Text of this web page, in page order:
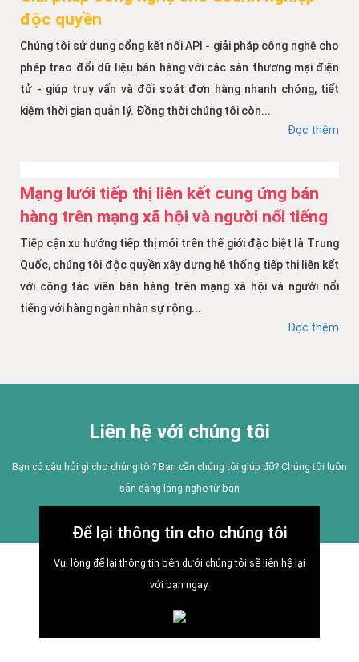
độc quyền
Chúng tôi sử dụng cổng kết nối API - giải pháp công nghệ cho
phép trao đổi dữ liệu bán hàng với các sàn thương mại điện
tử - giúp truy vấn và đối soát đơn hàng nhanh chóng, tiết
kiệm thời gian quản lý. Đồng thời chúng tôi còn...
Đọc thêm
Mạng lưới tiếp thị liên kết cung ứng bán
hàng trên mạng xã hội và người nổi tiếng
Tiếp cận xu hướng tiếp thị mới trên thế giới đặc biệt là Trung
Quốc, chúng tôi độc quyền xây dựng hệ thống tiếp thị liên kết
với cộng tác viên bán hàng trên mạng xã hội và người nổi
tiếng với hàng ngàn nhân sự rộng...
Đọc thêm
Liên hệ với chúng tôi
Bạn có câu hỏi gì cho chúng tôi? Bạn cần chúng tôi giúp đỡ? Chúng tôi luôn
sẵn sàng lắng nghe từ bạn
Để lại thông tin cho chúng tôi
Vui lòng để lại thông tin bên dưới chúng tôi sẽ liên hệ lại
với bạn ngay.